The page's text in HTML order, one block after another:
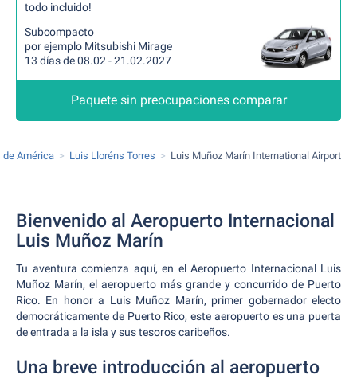
todo incluido!
Subcompacto
por ejemplo Mitsubishi Mirage
13 días de 08.02 - 21.02.2027
Paquete sin preocupaciones comparar
de América Luis Lloréns Torres Luis Muñoz Marín International Airport
Bienvenido al Aeropuerto Internacional
Luis Muñoz Marín
Tu aventura comienza aquí, en el Aeropuerto Internacional Luis
Muñoz Marín, el aeropuerto más grande y concurrido de Puerto
Rico. En honor a Luis Muñoz Marín, primer gobernador electo
democráticamente de Puerto Rico, este aeropuerto es una puerta
de entrada a la isla y sus tesoros caribeños.
Una breve introducción al aeropuerto